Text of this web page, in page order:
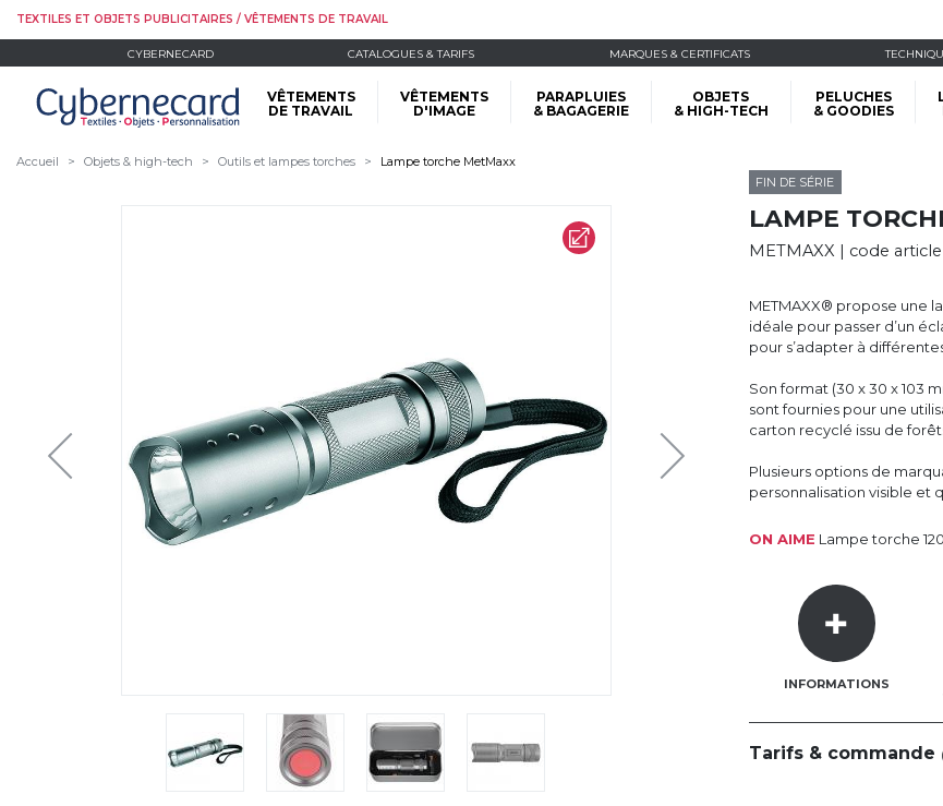
TEXTILES ET OBJETS PUBLICITAIRES / VÊTEMENTS DE TRAVAIL
CYBERNECARD CATALOGUES & TARIFS MARQUES & CERTIFICATS
VÊTEMENTS
DE TRAVAIL
VÊTEMENTS
D'IMAGE
PARAPLUIES
& BAGAGERIE
OBJETS
& HIGH-TECH
PELUCHES
& GOODIES
Accueil Objets & high-tech Outils et lampes torches
Lampe torche MetMaxx
FIN DE SÉRIE
LAMPE
METMAXX | code article
METMAXX® propose une
idéale pour passer d’un
pour s’adapter à
Son format (30 x 30 x 103
sont fournies pour une
carton recyclé issu de
Plusieurs options de
personnalisation visible et
ON AIME Lampe torche
INFORMATIONS
Tarifs & commande